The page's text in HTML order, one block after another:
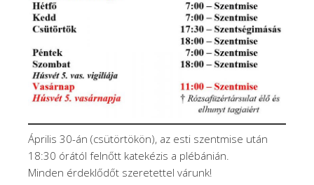
Április 30-án (csütörtökön), az esti szentmise után
18:30 órától felnőtt katekézis a plébánián.
Minden érdeklődőt szeretettel várunk!